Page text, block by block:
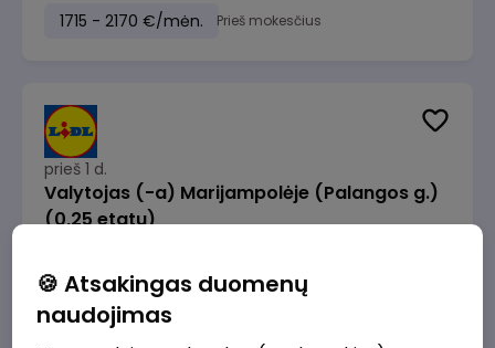
1715 - 2170 €/mėn. Prieš mokesčius
prieš 1 d.
Valytojas (-a) Marijampolėje (Palangos g.)
(0,25 etatu)
289 - 337 €/mėn. Prieš mokesčius
🍪 Atsakingas duomenų
naudojimas